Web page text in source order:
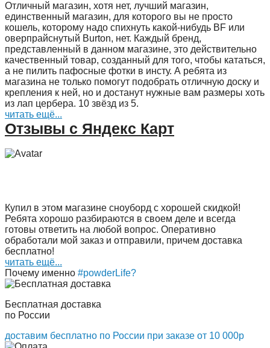
Отличный магазин, хотя нет, лучший магазин,
единственный магазин, для которого вы не просто
кошель, которому надо спихнуть какой-нибудь BF или
оверпрайснутый Burton, нет. Каждый бренд,
представленный в данном магазине, это действительно
качественный товар, созданный для того, чтобы кататься,
а не пилить пафосные фотки в инсту. А ребята из
магазина не только помогут подобрать отличную доску и
крепления к ней, но и достанут нужные вам размеры хоть
из лап цербера. 10 звёзд из 5.
читать ещё...
Отзывы с Яндекс Карт
Купил в этом магазине сноуборд с хорошей скидкой!
Ребята хорошо разбираются в своем деле и всегда
готовы ответить на любой вопрос. Оперативно
обработали мой заказ и отправили, причем доставка
бесплатно!
читать ещё...
Почему именно #powderLife?
Бесплатная доставка
по России
доставим бесплатно по России при заказе от 10 000р